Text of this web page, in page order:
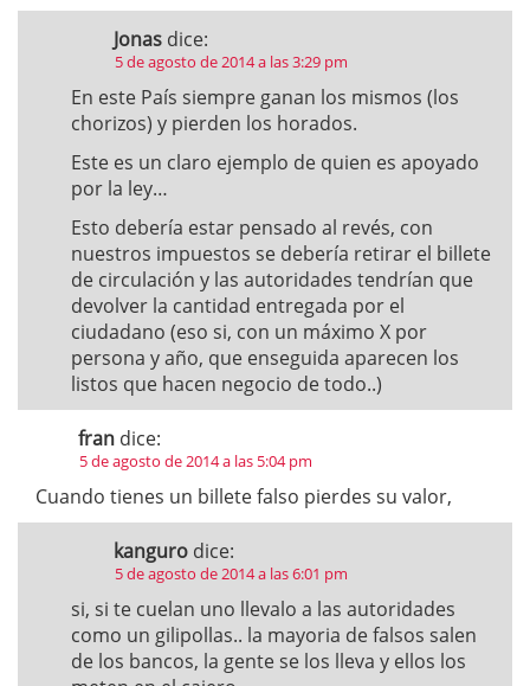
Jonas dice:
5 de agosto de 2014 a las 3:29 pm
En este País siempre ganan los mismos (los
chorizos) y pierden los horados.
Este es un claro ejemplo de quien es apoyado
por la ley…
Esto debería estar pensado al revés, con
nuestros impuestos se debería retirar el billete
de circulación y las autoridades tendrían que
devolver la cantidad entregada por el
ciudadano (eso si, con un máximo X por
persona y año, que enseguida aparecen los
listos que hacen negocio de todo..)
fran dice:
5 de agosto de 2014 a las 5:04 pm
Cuando tienes un billete falso pierdes su valor,
kanguro dice:
5 de agosto de 2014 a las 6:01 pm
si, si te cuelan uno llevalo a las autoridades
como un gilipollas.. la mayoria de falsos salen
de los bancos, la gente se los lleva y ellos los